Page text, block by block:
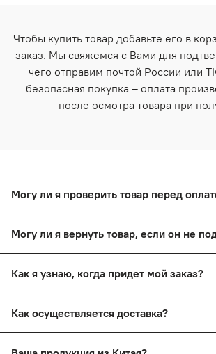
Чтобы купить товар добавьте его в
заказ. Мы свяжемся с Вами для
чего отправим почтой России или
безопасная покупка – оплата
после осмотра товара при
Могу ли я проверить товар перед
осмотра в пункте выдачи.
Могу ли я вернуть товар, если он не
сохранив товарный вид.
Как я узнаю, когда придет мой заказ?
заказа в пункт выдачи. Также мы
по телефону.
Как осуществляется доставка?